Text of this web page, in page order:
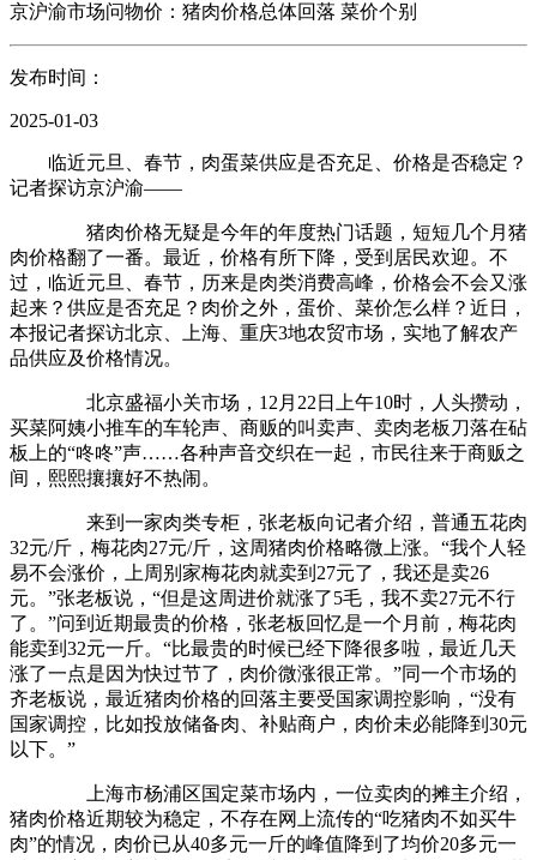
京沪渝市场问物价：猪肉价格总体回落 菜价个别
发布时间：
2025-01-03
临近元旦、春节，肉蛋菜供应是否充足、价格是否稳定？
记者探访京沪渝——
猪肉价格无疑是今年的年度热门话题，短短几个月猪
肉价格翻了一番。最近，价格有所下降，受到居民欢迎。不
过，临近元旦、春节，历来是肉类消费高峰，价格会不会又涨
起来？供应是否充足？肉价之外，蛋价、菜价怎么样？近日，
本报记者探访北京、上海、重庆3地农贸市场，实地了解农产
品供应及价格情况。
北京盛福小关市场，12月22日上午10时，人头攒动，
买菜阿姨小推车的车轮声、商贩的叫卖声、卖肉老板刀落在砧
板上的“咚咚”声……各种声音交织在一起，市民往来于商贩之
间，熙熙攘攘好不热闹。
来到一家肉类专柜，张老板向记者介绍，普通五花肉
32元/斤，梅花肉27元/斤，这周猪肉价格略微上涨。“我个人轻
易不会涨价，上周别家梅花肉就卖到27元了，我还是卖26
元。”张老板说，“但是这周进价就涨了5毛，我不卖27元不行
了。”问到近期最贵的价格，张老板回忆是一个月前，梅花肉
能卖到32元一斤。“比最贵的时候已经下降很多啦，最近几天
涨了一点是因为快过节了，肉价微涨很正常。”同一个市场的
齐老板说，最近猪肉价格的回落主要受国家调控影响，“没有
国家调控，比如投放储备肉、补贴商户，肉价未必能降到30元
以下。”
上海市杨浦区国定菜市场内，一位卖肉的摊主介绍，
猪肉价格近期较为稳定，不存在网上流传的“吃猪肉不如买牛
肉”的情况，肉价已从40多元一斤的峰值降到了均价20多元一